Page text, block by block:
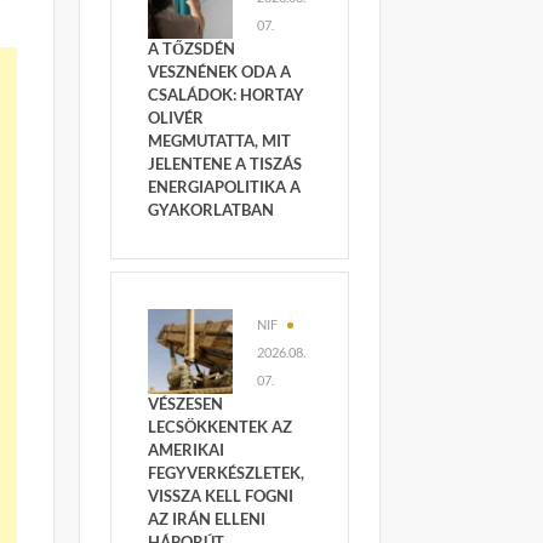
07.
A TŐZSDÉN
VESZNÉNEK ODA A
CSALÁDOK: HORTAY
OLIVÉR
MEGMUTATTA, MIT
JELENTENE A TISZÁS
ENERGIAPOLITIKA A
GYAKORLATBAN
NIF
2026.08.
07.
VÉSZESEN
LECSÖKKENTEK AZ
AMERIKAI
FEGYVERKÉSZLETEK,
VISSZA KELL FOGNI
AZ IRÁN ELLENI